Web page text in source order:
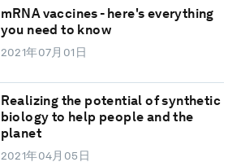
mRNA vaccines - here's everything
you need to know
2021年07月01日
Realizing the potential of synthetic
biology to help people and the
planet
2021年04月05日